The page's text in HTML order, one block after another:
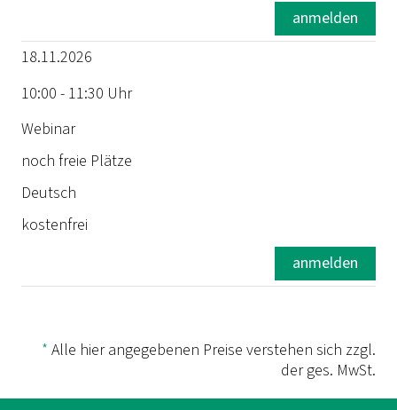
Sprache
anmelden
18.11.2026
10:00 - 11:30 Uhr
Webinar
noch freie Plätze
Deutsch
kostenfrei
anmelden
* Alle hier angegebenen Preise verstehen sich zzgl.
der ges. MwSt.